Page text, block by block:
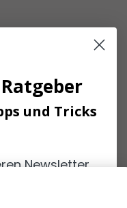
und Tricks
Newsletter